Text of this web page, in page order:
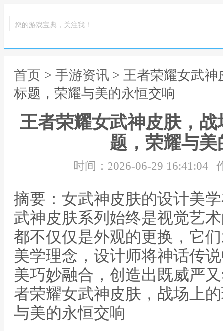
您的游戏宝典，关注我！
首页 > 手游资讯 > 王者荣耀女武
标题，荣耀与美的永恒交响
王者荣耀女武神皮肤，
题，荣耀与美
时间：2026-06-29 16:41:04
摘要：女武神皮肤的设计美
武神皮肤系列始终是视觉艺
都不仅仅是外观的更换，它
美学理念，设计师将神话传
美巧妙融合，创造出既威严
者荣耀女武神皮肤，战场上
与美的永恒交响